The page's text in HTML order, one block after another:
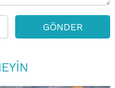
GÖNDER